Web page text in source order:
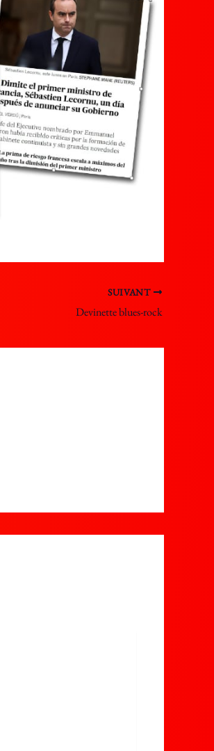
SUIVANT
Devinette blues-rock